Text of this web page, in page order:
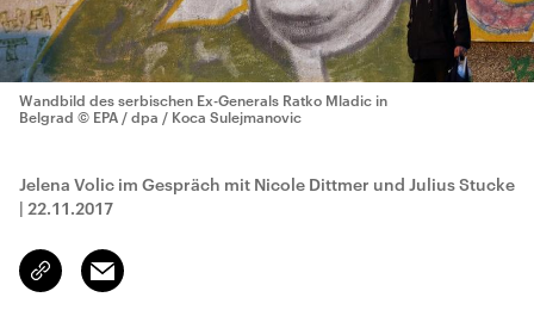
Wandbild des serbischen Ex-Generals Ratko Mladic in
Belgrad © EPA / dpa / Koca Sulejmanovic
Jelena Volic im Gespräch mit Nicole Dittmer und Julius Stucke
| 22.11.2017
Link
kopieren/teilen
Email